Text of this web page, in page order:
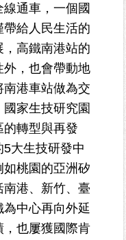
通車，一個國
給人民生活的
高鐵南港站的
外，也會帶動地
港車站做為交
家生技研究園
的轉型與再發
大生技研發中
桃園的亞洲矽
港、新竹、臺
中心再向外延
也屢獲國際肯